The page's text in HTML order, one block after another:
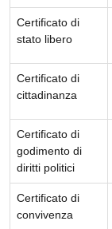
Certificato di
stato libero
Certificato di
cittadinanza
Certificato di
godimento di
diritti politici
Certificato di
convivenza